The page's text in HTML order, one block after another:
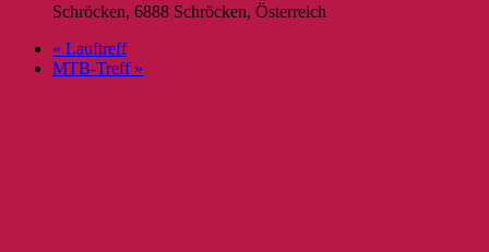
Schröcken, 6888 Schröcken, Österreich
« Lauftreff
MTB-Treff »